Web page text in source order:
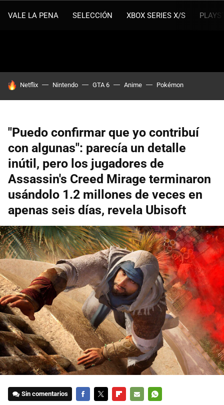
VALE LA PENA SELECCIÓN XBOX SERIES X/S
HOY SE HABLA DE
Netflix Nintendo GTA 6 Anime Pokémon
"Puedo confirmar que yo contribuí
con algunas": parecía un detalle
inútil, pero los jugadores de
Assassin's Creed Mirage terminaron
usándolo 1.2 millones de veces en
apenas seis días, revela Ubisoft
Sin comentarios